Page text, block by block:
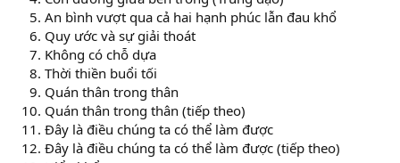
An bình vượt qua cả hai hạnh phúc lẫn đau khổ
Quy ước và sự giải thoát
Không có chỗ dựa
Thời thiền buổi tối
Quán thân trong thân
Quán thân trong thân (tiếp theo)
Đây là điều chúng ta có thể làm được
Đây là điều chúng ta có thể làm được (tiếp theo)